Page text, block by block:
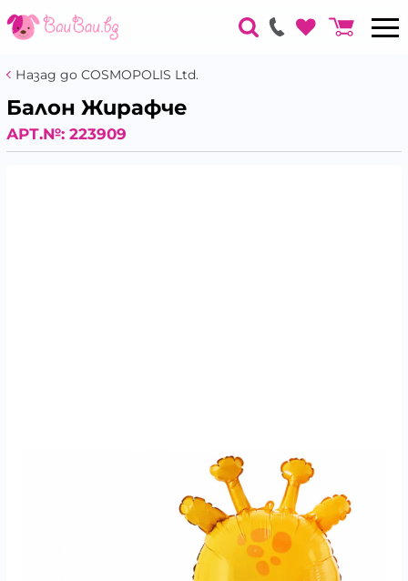
Назад до COSMOPOLIS Ltd.
Балон Жирафче
АРТ.№: 223909